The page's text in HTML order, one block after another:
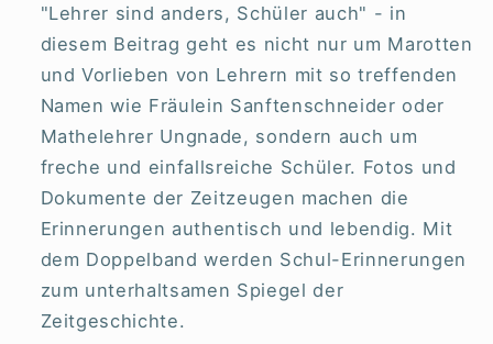
"Lehrer sind anders, Schüler auch" - in
diesem Beitrag geht es nicht nur um Marotten
und Vorlieben von Lehrern mit so treffenden
Namen wie Fräulein Sanftenschneider oder
Mathelehrer Ungnade, sondern auch um
freche und einfallsreiche Schüler. Fotos und
Dokumente der Zeitzeugen machen die
Erinnerungen authentisch und lebendig. Mit
dem Doppelband werden Schul-Erinnerungen
zum unterhaltsamen Spiegel der
Zeitgeschichte.